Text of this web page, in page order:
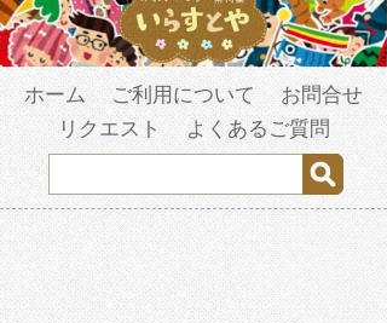
ホーム ご利用について
お問合せ
リクエスト
よくあるご質問